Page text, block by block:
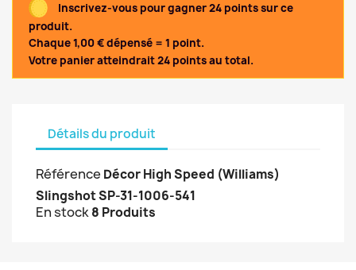
Inscrivez-vous pour gagner 24 points sur ce
produit.
Chaque 1,00 € dépensé = 1 point.
Votre panier atteindrait 24 points au total.
Détails du produit
Référence Décor High Speed (Williams)
Slingshot SP-31-1006-541
En stock8 Produits